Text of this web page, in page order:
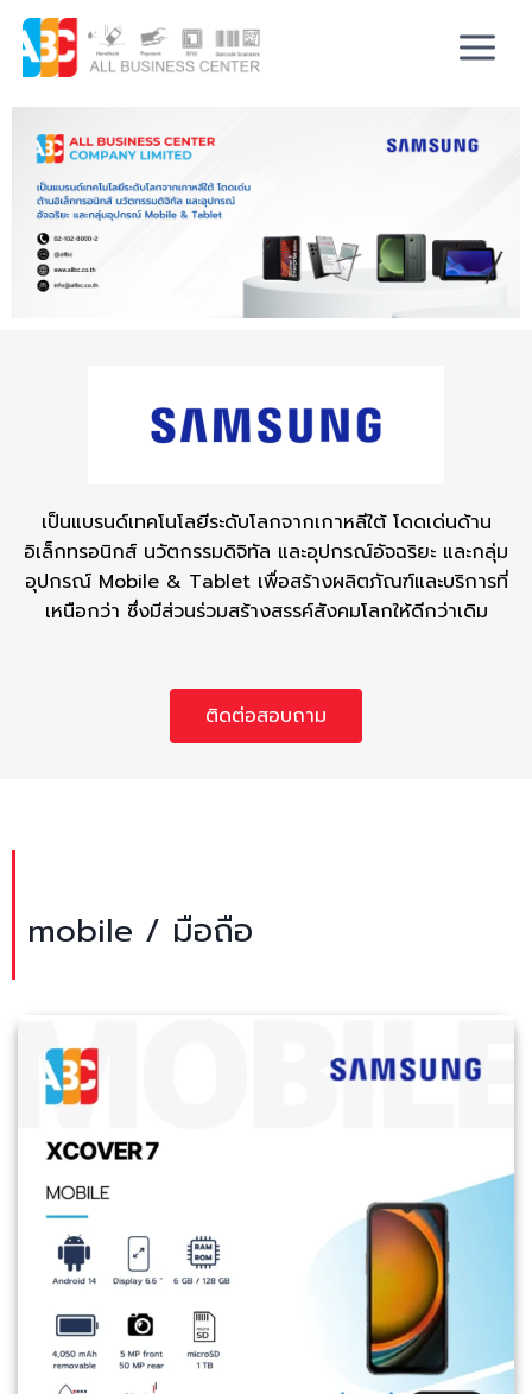
เป็นแบรนด์เทคโนโลยีระดับโลกจากเกาหลีใต้ โดดเด่นด้าน
อิเล็กทรอนิกส์ นวัตกรรมดิจิทัล และอุปกรณ์อัจฉริยะ และกลุ่ม
อุปกรณ์ Mobile & Tablet เพื่อสร้างผลิตภัณฑ์และบริการที่
เหนือกว่า ซึ่งมีส่วนร่วมสร้างสรรค์สังคมโลกให้ดีกว่าเดิม
ติดต่อสอบถาม
mobile / มือถือ